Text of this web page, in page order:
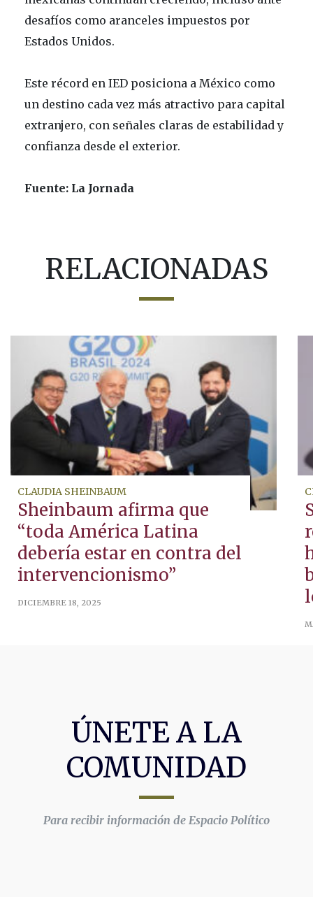
desafíos como aranceles impuestos por
Estados Unidos.
Este récord en IED posiciona a México como
un destino cada vez más atractivo para capital
extranjero, con señales claras de estabilidad y
confianza desde el exterior.
Fuente: La Jornada
RELACIONADAS
CLAUDIA SHEINBAUM
Sheinbaum afirma que
“toda América Latina
debería estar en contra del
intervencionismo”
DICIEMBRE 18, 2025
ÚNETE A LA
COMUNIDAD
Para recibir información de Espacio Político